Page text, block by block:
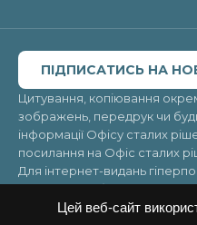
Цей веб-сайт
ПІДПИСАТИСЬ НА
Цитування, копіювання
зображень, передрук чи
інформації Офісу сталих
посилання на Офіс сталих
Для інтернет-видань
Матеріали в блоці «Новини»
правах реклами,